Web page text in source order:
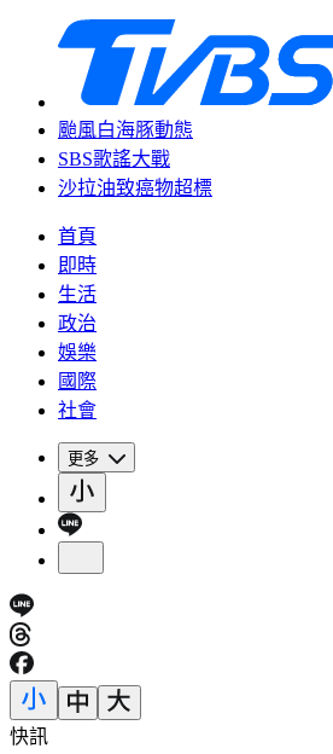
颱風白海豚動態
SBS歌謠大戰
沙拉油致癌物超標
首頁
即時
生活
政治
娛樂
國際
社會
更多
快訊